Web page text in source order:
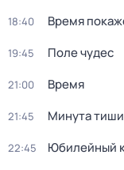
18:40 Время
19:45 Поле чудес
21:00 Время
21:45 Минута
22:45 Юбилейный